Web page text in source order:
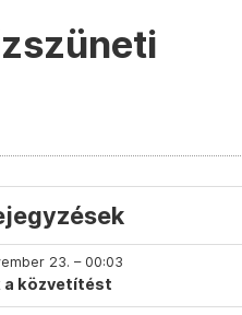
23. – 00:03
a közvetítést